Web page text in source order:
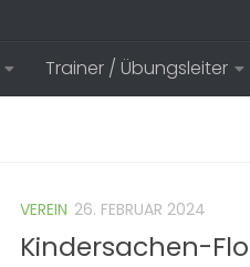
Trainer / Übungsleiter
VEREIN 26. FEBRUAR 2024
Kindersachen-